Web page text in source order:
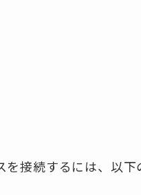
接続するには、以下